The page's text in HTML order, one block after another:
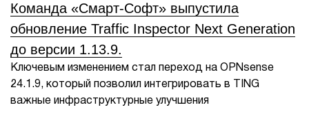
Команда «Смарт-Софт» выпустила
обновление Traffic Inspector Next Generation
до версии 1.13.9.
Ключевым изменением стал переход на OPNsense
24.1.9, который позволил интегрировать в TING
важные инфраструктурные улучшения